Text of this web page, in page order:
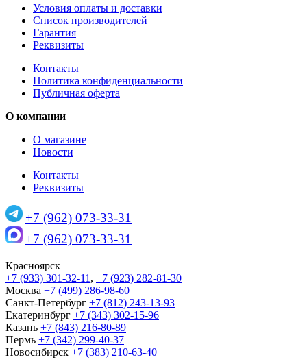
Условия оплаты и доставки
Список производителей
Гарантия
Реквизиты
Контакты
Политика конфиденциальности
Публичная оферта
О компании
О магазине
Новости
Контакты
Реквизиты
+7 (962) 073-33-31
+7 (962) 073-33-31
Красноярск
+7 (933) 301-32-11 , +7 (923) 282-81-30
Москва +7 (499) 286-98-60
Санкт-Петербург +7 (812) 243-13-93
Екатеринбург +7 (343) 302-15-96
Казань +7 (843) 216-80-89
Пермь +7 (342) 299-40-37
Новосибирск +7 (383) 210-63-40